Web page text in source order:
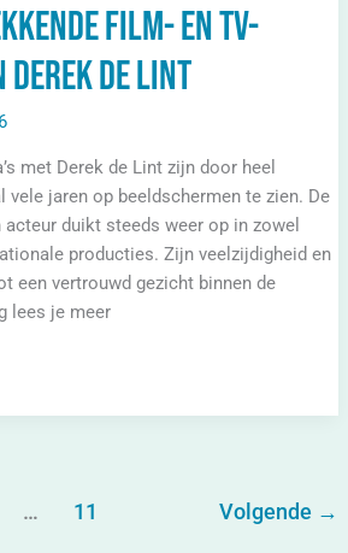
film- en tv-
de Lint
met Derek de Lint zijn door heel
vele jaren op beeldschermen te zien. De
acteur duikt steeds weer op in zowel
producties. Zijn veelzijdigheid en
een vertrouwd gezicht binnen de
lees je meer
… 11 Volgende →